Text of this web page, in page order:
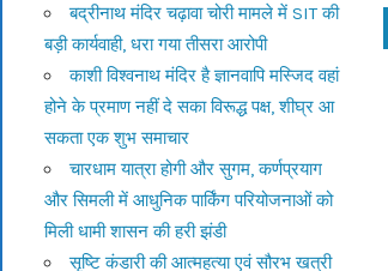
बद्रीनाथ मंदिर चढ़ावा चोरी मामले में SIT की
बड़ी कार्यवाही, धरा गया तीसरा आरोपी
काशी विश्वनाथ मंदिर है ज्ञानवापि मस्जिद वहां
होने के प्रमाण नहीं दे सका विरूद्ध पक्ष, शीघ्र आ
सकता एक शुभ समाचार
चारधाम यात्रा होगी और सुगम, कर्णप्रयाग
और सिमली में आधुनिक पार्किंग परियोजनाओं को
मिली धामी शासन की हरी झंडी
सृष्टि कंडारी की आत्महत्या एवं सौरभ खत्री